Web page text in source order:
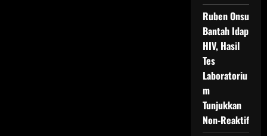
Ruben Onsu
Bantah Idap
HIV, Hasil
Tes
Laboratoriu
m
Tunjukkan
Non-Reaktif